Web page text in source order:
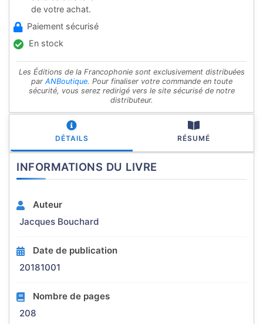
de votre achat.
Paiement sécurisé
En stock
Les Éditions de la Francophonie sont exclusivement distribuées
par ANBoutique. Pour finaliser votre commande en toute
sécurité, vous serez redirigé vers le site sécurisé de notre
distributeur.
DÉTAILS RÉSUMÉ
INFORMATIONS DU LIVRE
Auteur
Jacques Bouchard
Date de publication
20181001
Nombre de pages
208